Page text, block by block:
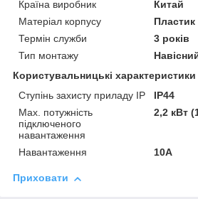
Країна виробник
Китай
Матеріал корпусу
Пластик
Термін служби
3 років
Тип монтажу
Користувальницькі характеристики
Ступінь захисту приладу IP
IP44
Мах. потужність
підключеного
навантаження
2,2 кВт
Навантаження 10А
Приховати